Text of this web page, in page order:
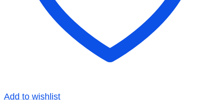
Add to wishlist